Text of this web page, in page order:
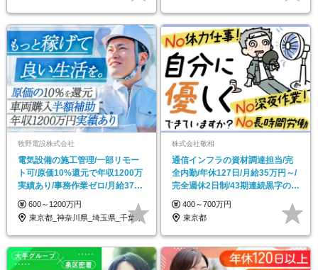
牧野電設株式会社
電気設備の施工管理/一部リモー
ト可/原価10%還元で年収1200万
実績あり/事務作業ゼロ/月給37万
円～
600～1200万円
東京都_神奈川県_埼玉県_千葉県
株式会社敬相
通信インフラの資材調達担当/完
全内勤/年休127日/月給35万円～/
完全週休2日制/43期連続黒字の安
定経営
400～700万円
東京都